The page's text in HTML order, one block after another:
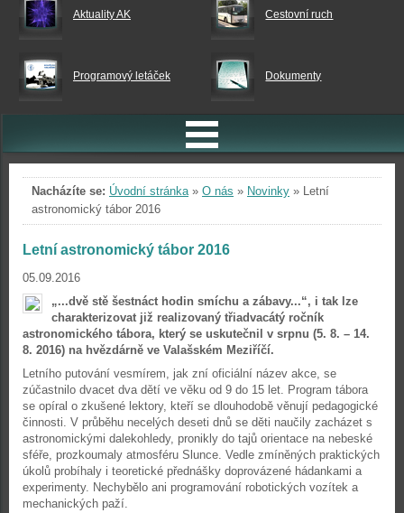
Aktuality AK Cestovní ruch
Programový letáček Dokumenty
Nacházíte se: Úvodní stránka» O nás » Novinky » Letní
astronomický tábor 2016
Letní astronomický tábor 2016
05.09.2016
„...dvě stě šestnáct hodin smíchu a zábavy...“, i tak lze
charakterizovat již realizovaný třiadvacátý ročník
astronomického tábora, který se uskutečnil v srpnu (5. 8. – 14.
8. 2016) na hvězdárně ve Valašském Meziříčí.
Letního putování vesmírem, jak zní oficiální název akce, se
zúčastnilo dvacet dva dětí ve věku od 9 do 15 let. Program tábora
se opíral o zkušené lektory, kteří se dlouhodobě věnují pedagogické
činnosti. V průběhu necelých deseti dnů se děti naučily zacházet s
astronomickými dalekohledy, pronikly do tajů orientace na nebeské
sféře, prozkoumaly atmosféru Slunce. Vedle zmíněných praktických
úkolů probíhaly i teoretické přednášky doprovázené hádankami a
experimenty. Nechybělo ani programování robotických vozítek a
mechanických paží.